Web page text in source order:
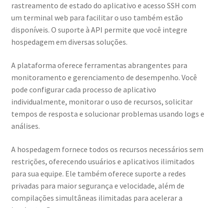
rastreamento de estado do aplicativo e acesso SSH com
um terminal web para facilitar o uso também estão
disponíveis. O suporte à API permite que você integre
hospedagem em diversas soluções.
A plataforma oferece ferramentas abrangentes para
monitoramento e gerenciamento de desempenho. Você
pode configurar cada processo de aplicativo
individualmente, monitorar o uso de recursos, solicitar
tempos de resposta e solucionar problemas usando logs e
análises.
A hospedagem fornece todos os recursos necessários sem
restrições, oferecendo usuários e aplicativos ilimitados
para sua equipe. Ele também oferece suporte a redes
privadas para maior segurança e velocidade, além de
compilações simultâneas ilimitadas para acelerar a